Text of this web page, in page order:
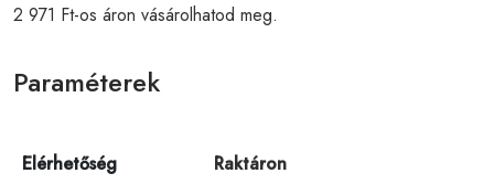
2 971 Ft-os áron vásárolhatod meg.
Paraméterek
Elérhetőség Raktáron